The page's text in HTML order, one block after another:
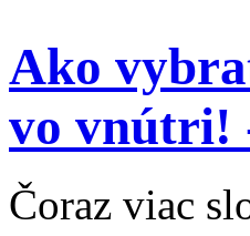
Ako
vo vnútri!
Čoraz viac